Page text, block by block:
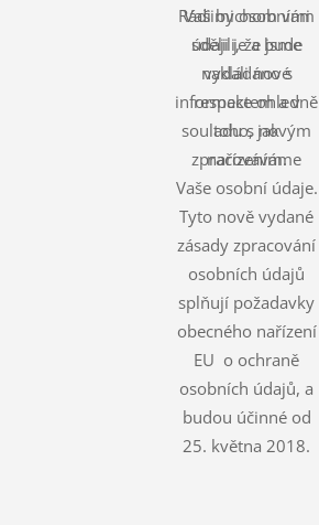
Vašimi osobními
údaji je a bude
nakládáno s
respektem a v
souladu s novým
nařízením.
Rádi bychom vám
sdělili, že jsme
vydali nové
informace ohledně
toho, jak
zpracováváme
Vaše osobní údaje.
Tyto nově vydané
zásady zpracování
osobních údajů
splňují požadavky
obecného nařízení
EU o ochraně
osobních údajů, a
budou účinné od
25. května 2018.